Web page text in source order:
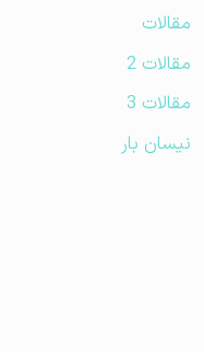
مقالات
مقالات 2
مقالات 3
نیسان بار